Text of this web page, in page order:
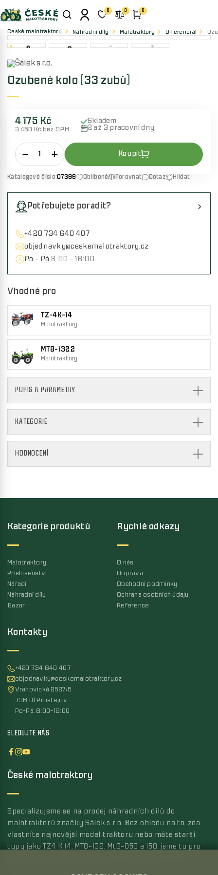
0 0 0
České malotraktory Náhradní díly Malotraktory Diferenciál
Ozubené kolo (33 zubů)
4 175 Kč
3 450 Kč bez DPH
Skladem
2 až 3 pracovní dny
Katalogové číslo:07399 Oblíbené Porovnat Dotaz Hlídat
Potřebujete poradit?
+420 734 640 407
objednavky@ceskemalotraktory.cz
Po - Pá 8:00 - 16:00
Vhodné pro
TZ-4K-14
Malotraktory
MT8-132.2
Malotraktory
POPIS A PARAMETRY
KATEGORIE
HODNOCENÍ
Kontakty
+420 734 640 407
objednavky@ceskemalotraktory.cz
Vrahovická 2527/5,
796 01 Prostějov,
Po-Pá, 8:00-16:00
SLEDUJTE NÁS
Kategorie produktů
Malotraktory
Příslušenství
Nářadí
Náhradní díly
Bazar
Rychlé odkazy
O nás
Doprava
Obchodní podmínky
Ochrana osobních údaju
Reference
České malotraktory
Specializujeme se na prodej náhradních dílů do
malotraktorů značky Šálek s.r.o. Bez ohledu na to, zda
vlastníte nejnovější model traktoru nebo máte starší
typy jako TZ4 K 14, MT8-132, Mt8-050 a 150, jsme tu pro